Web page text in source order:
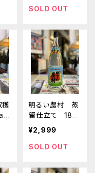
SOLD OUT
明るい農村 蒸
留仕立て 180
0ml
¥2,999
SOLD OUT